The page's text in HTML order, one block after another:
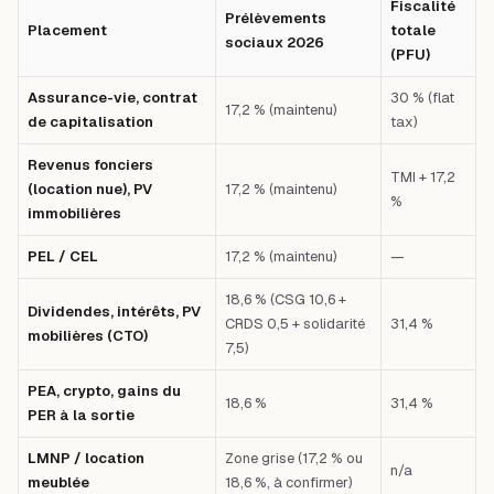
Placement
Prélèvements
sociaux 2026
Fiscalité
totale
(PFU)
Assurance-vie, contrat
de capitalisation
17,2 % (maintenu)
30 % (flat
tax)
Revenus fonciers
(location nue), PV
immobilières
17,2 % (maintenu)
TMI + 17,2
%
PEL / CEL 17,2 % (maintenu) —
Dividendes, intérêts, PV
mobilières (CTO)
18,6 % (CSG 10,6 +
CRDS 0,5 + solidarité
7,5)
31,4 %
PEA, crypto, gains du
PER à la sortie
18,6 % 31,4 %
LMNP / location
meublée
Zone grise (17,2 % ou
18,6 %, à confirmer)
n/a